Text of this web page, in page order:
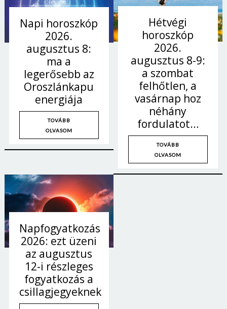
Napi horoszkóp
2026.
augusztus 8:
ma a
legerősebb az
Oroszlánkapu
energiája
TOVÁBB
OLVASOM
Hétvégi
horoszkóp
2026.
augusztus 8-9:
a szombat
felhőtlen, a
vasárnap hoz
néhány
fordulatot…
TOVÁBB
OLVASOM
Napfogyatkozás
2026: ezt üzeni
az augusztus
12-i részleges
fogyatkozás a
csillagjegyeknek